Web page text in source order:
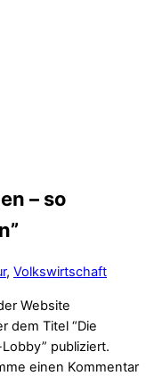
– so
, Volkswirtschaft
Website
dem Titel “Die
publiziert.
einen Kommentar